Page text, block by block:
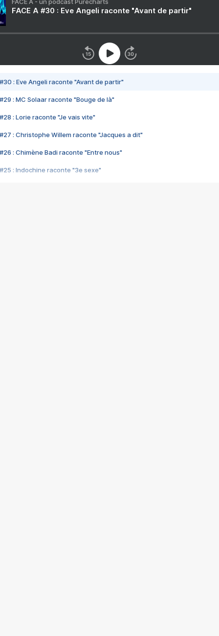
FACE A #30 : Eve Angeli raconte "Avant de partir"
#30 : Eve Angeli raconte "Avant de partir"
#29 : MC Solaar raconte "Bouge de là"
#28 : Lorie raconte "Je vais vite"
#27 : Christophe Willem raconte "Jacques a dit"
#26 : Chimène Badi raconte "Entre nous"
#25 : Indochine raconte "3e sexe"